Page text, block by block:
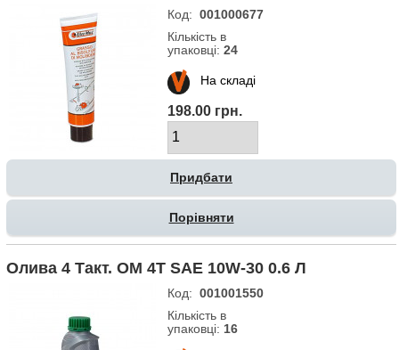
Код: 001000677
Кількість в
упаковці: 24
На складі
198.00 грн.
Порівняти
Олива 4 Такт. OM 4T SAE 10W-30 0.6 Л
Код: 001001550
Кількість в
упаковці: 16